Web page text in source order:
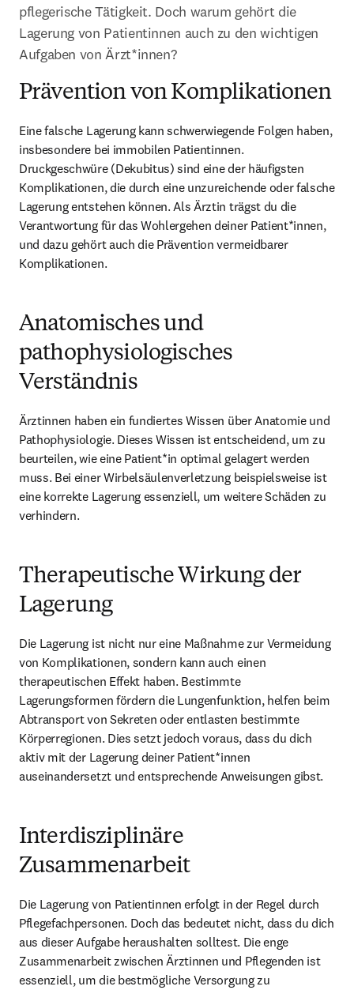
pflegerische Tätigkeit. Doch warum gehört die
Lagerung von Patientinnen auch zu den wichtigen
Aufgaben von Ärzt*innen?
Prävention von Komplikationen
Eine falsche Lagerung kann schwerwiegende Folgen haben,
insbesondere bei immobilen Patientinnen.
Druckgeschwüre (Dekubitus) sind eine der häufigsten
Komplikationen, die durch eine unzureichende oder falsche
Lagerung entstehen können. Als Ärztin trägst du die
Verantwortung für das Wohlergehen deiner Patient*innen,
und dazu gehört auch die Prävention vermeidbarer
Komplikationen.
Anatomisches und
pathophysiologisches
Verständnis
Ärztinnen haben ein fundiertes Wissen über Anatomie und
Pathophysiologie. Dieses Wissen ist entscheidend, um zu
beurteilen, wie eine Patient*in optimal gelagert werden
muss. Bei einer Wirbelsäulenverletzung beispielsweise ist
eine korrekte Lagerung essenziell, um weitere Schäden zu
verhindern.
Therapeutische Wirkung der
Lagerung
Die Lagerung ist nicht nur eine Maßnahme zur Vermeidung
von Komplikationen, sondern kann auch einen
therapeutischen Effekt haben. Bestimmte
Lagerungsformen fördern die Lungenfunktion, helfen beim
Abtransport von Sekreten oder entlasten bestimmte
Körperregionen. Dies setzt jedoch voraus, dass du dich
aktiv mit der Lagerung deiner Patient*innen
auseinandersetzt und entsprechende Anweisungen gibst.
Interdisziplinäre
Zusammenarbeit
Die Lagerung von Patientinnen erfolgt in der Regel durch
Pflegefachpersonen. Doch das bedeutet nicht, dass du dich
aus dieser Aufgabe heraushalten solltest. Die enge
Zusammenarbeit zwischen Ärztinnen und Pflegenden ist
essenziell, um die bestmögliche Versorgung zu